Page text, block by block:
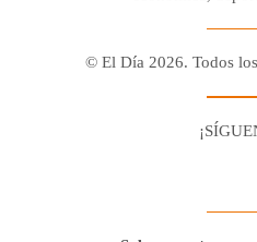
© El Día 2026. Todos